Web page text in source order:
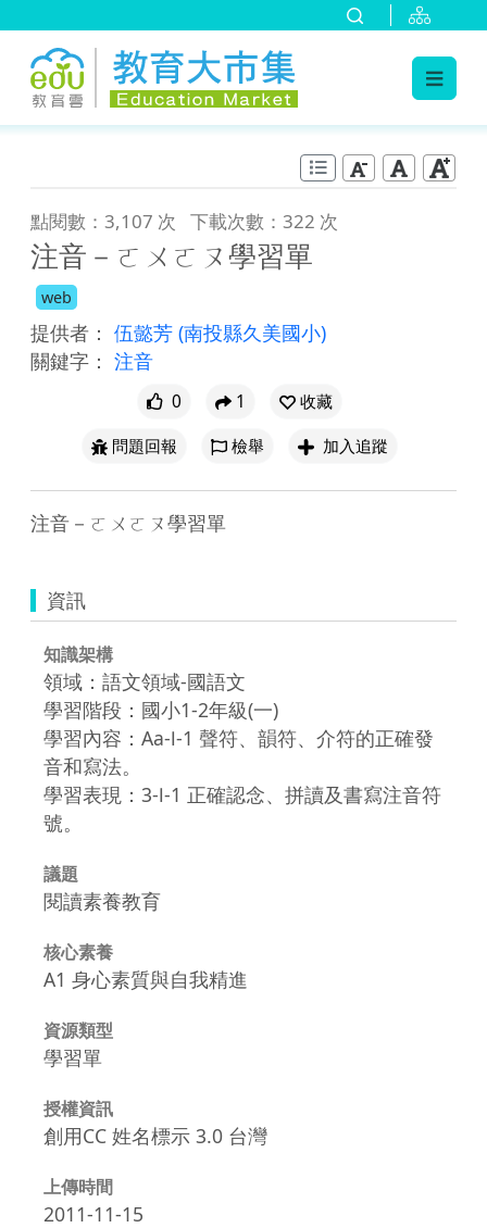
點閱數：3,107 次 下載次數：322 次
注音－ㄛㄨㄛㄡ學習單
web
提供者： 伍懿芳 (南投縣久美國小)
關鍵字： 注音
0 1
收藏
問題回報
檢舉 加入追蹤
注音－ㄛㄨㄛㄡ學習單
資訊
知識架構
領域：語文領域-國語文
學習階段：國小1-2年級(一)
學習內容：Aa-Ⅰ-1 聲符、韻符、介符的正確發
音和寫法。
學習表現：3-Ⅰ-1 正確認念、拼讀及書寫注音符
號。
議題
閱讀素養教育
核心素養
A1 身心素質與自我精進
資源類型
學習單
授權資訊
創用CC 姓名標示 3.0 台灣
上傳時間
2011-11-15